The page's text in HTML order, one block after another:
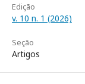
Edição
v. 10 n. 1 (2026)
Seção
Artigos